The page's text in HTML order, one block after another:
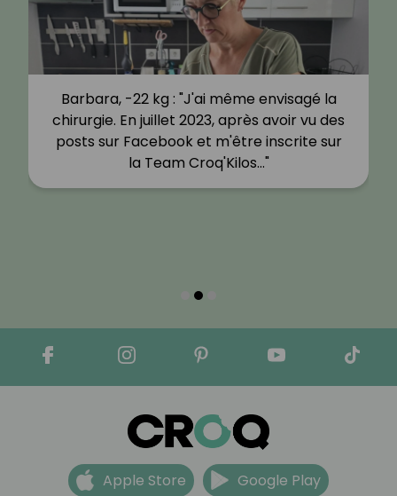
Barbara, -22 kg : "J'ai même envisagé la
chirurgie. En juillet 2023, après avoir vu des
posts sur Facebook et m'être inscrite sur
la Team Croq'Kilos…"
Apple Store Google Play